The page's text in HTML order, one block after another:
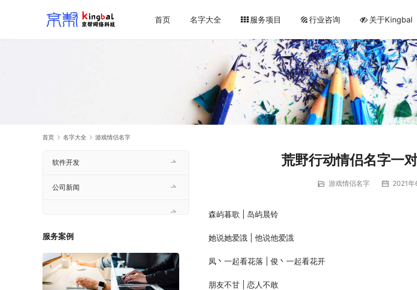
首页 名字大全 服务项目 行业咨询 关于Kingbal
首页 名字大全 游戏情侣名字
荒野行动情侣名字一
游戏情侣名字 2021
森屿暮歌 | 岛屿晨铃
她说她爱誐 | 他说他爱誐
凤丶一起看花落 | 俊丶一起看花开
朋友不甘 | 恋人不敢
软件开发
公司新闻
服务案例